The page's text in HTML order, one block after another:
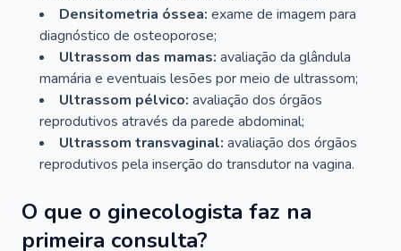
Densitometria óssea: exame de imagem para
diagnóstico de osteoporose;
Ultrassom das mamas: avaliação da glândula
mamária e eventuais lesões por meio de ultrassom;
Ultrassom pélvico: avaliação dos órgãos
reprodutivos através da parede abdominal;
Ultrassom transvaginal: avaliação dos órgãos
reprodutivos pela inserção do transdutor na vagina.
O que o ginecologista faz na
primeira consulta?